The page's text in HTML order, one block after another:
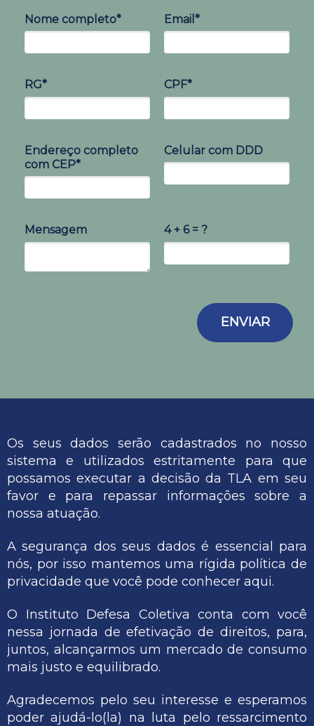
Nome completo* Email*
RG* CPF*
Endereço completo
com CEP*
Celular com DDD
Mensagem 4 + 6 = ?
ENVIAR
Os seus dados serão cadastrados no nosso
sistema e utilizados estritamente para que
possamos executar a decisão da TLA em seu
favor e para repassar informações sobre a
nossa atuação.
A segurança dos seus dados é essencial para
nós, por isso mantemos uma rígida política de
privacidade que você pode conhecer aqui.
O Instituto Defesa Coletiva conta com você
nessa jornada de efetivação de direitos, para,
juntos, alcançarmos um mercado de consumo
mais justo e equilibrado.
Agradecemos pelo seu interesse e esperamos
poder ajudá-lo(la) na luta pelo ressarcimento